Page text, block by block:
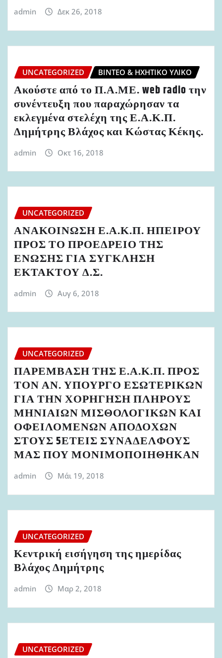
admin Δεκ 26, 2018
UNCATEGORIZED ΒΊΝΤΕΟ & ΗΧΗΤΙΚΌ ΥΛΙΚΌ
Ακούστε από το Π.Α.ΜΕ. web radio την
συνέντευξη που παραχώρησαν τα
εκλεγμένα στελέχη της Ε.Α.Κ.Π.
Δημήτρης Βλάχος και Κώστας Κέκης.
admin Οκτ 16, 2018
UNCATEGORIZED
ΑΝΑΚΟΙΝΩΣΗ Ε.Α.Κ.Π. ΗΠΕΙΡΟΥ
ΠΡΟΣ ΤΟ ΠΡΟΕΔΡΕΙΟ ΤΗΣ
ΕΝΩΣΗΣ ΓΙΑ ΣΥΓΚΛΗΣΗ
ΕΚΤΑΚΤΟΥ Δ.Σ.
admin Αυγ 6, 2018
UNCATEGORIZED
ΠΑΡΕΜΒΑΣΗ ΤΗΣ Ε.Α.Κ.Π. ΠΡΟΣ
ΤΟΝ ΑΝ. ΥΠΟΥΡΓΟ ΕΣΩΤΕΡΙΚΩΝ
ΓΙΑ ΤΗΝ ΧΟΡΗΓΗΣΗ ΠΛΗΡΟΥΣ
ΜΗΝΙΑΙΩΝ ΜΙΣΘΟΛΟΓΙΚΩΝ ΚΑΙ
ΟΦΕΙΛΟΜΕΝΩΝ ΑΠΟΔΟΧΩΝ
ΣΤΟΥΣ 5ΕΤΕΙΣ ΣΥΝΑΔΕΛΦΟΥΣ
ΜΑΣ ΠΟΥ ΜΟΝΙΜΟΠΟΙΗΘΗΚΑΝ
admin Μάι 19, 2018
UNCATEGORIZED
Κεντρική εισήγηση της ημερίδας
Βλάχος Δημήτρης
admin Μαρ 2, 2018
UNCATEGORIZED